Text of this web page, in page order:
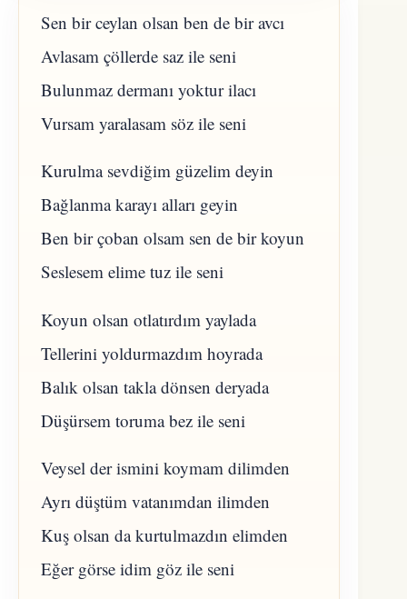
Sen bir ceylan olsan ben de bir avcı
Avlasam çöllerde saz ile seni
Bulunmaz dermanı yoktur ilacı
Vursam yaralasam söz ile seni
Kurulma sevdiğim güzelim deyin
Bağlanma karayı alları geyin
Ben bir çoban olsam sen de bir koyun
Seslesem elime tuz ile seni
Koyun olsan otlatırdım yaylada
Tellerini yoldurmazdım hoyrada
Balık olsan takla dönsen deryada
Düşürsem toruma bez ile seni
Veysel der ismini koymam dilimden
Ayrı düştüm vatanımdan ilimden
Kuş olsan da kurtulmazdın elimden
Eğer görse idim göz ile seni